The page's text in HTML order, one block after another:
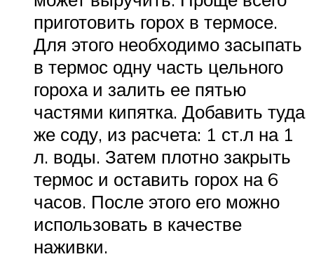
приготовить горох в термосе.
Для этого необходимо засыпать
в термос одну часть цельного
гороха и залить ее пятью
частями кипятка. Добавить туда
же соду, из расчета: 1 ст.л на 1
л. воды. Затем плотно закрыть
термос и оставить горох на 6
часов. После этого его можно
использовать в качестве
наживки.